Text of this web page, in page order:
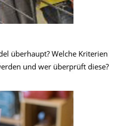
überhaupt? Welche Kriterien
und wer überprüft diese?